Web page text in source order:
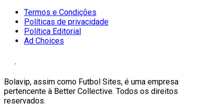
Termos e Condições
Políticas de privacidade
Política Editorial
Ad Choices
Bolavip, assim como Futbol Sites, é uma empresa
pertencente à Better Collective. Todos os direitos
reservados.